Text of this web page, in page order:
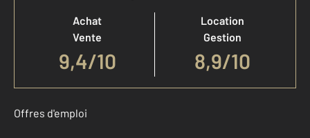
Achat
Vente
9,4/10
Location
Gestion
8,9/10
Offres d'emploi